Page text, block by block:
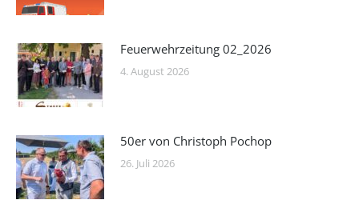
Feuerwehrzeitung 02_2026
4. August 2026
50er von Christoph Pochop
26. Juli 2026